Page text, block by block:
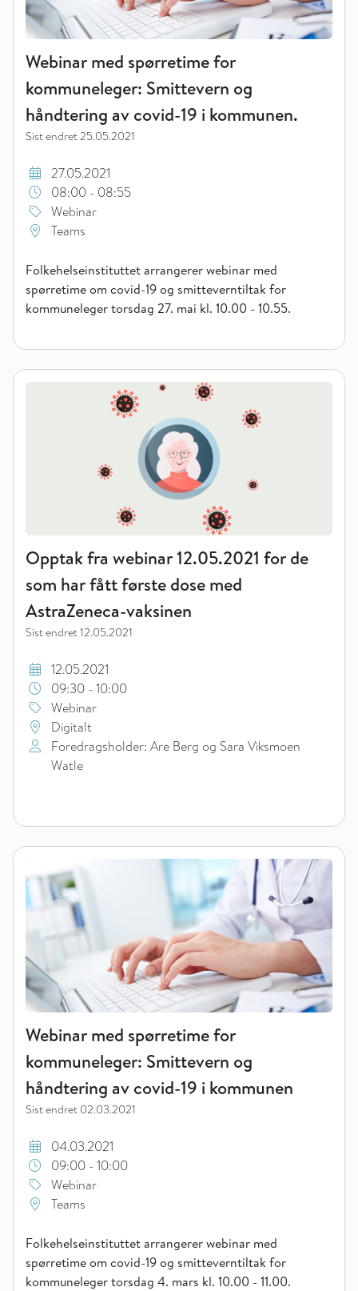
Webinar med spørretime for
kommuneleger: Smittevern og
håndtering av covid-19 i kommunen.
Sist endret25.05.2021
27.05.2021
08:00 - 08:55
Webinar
Teams
Folkehelseinstituttet arrangerer webinar med
spørretime om covid-19 og smitteverntiltak for
kommuneleger torsdag 27. mai kl. 10.00 - 10.55.
Opptak fra webinar 12.05.2021 for de som har fått første
Opptak fra webinar 12.05.2021 for de
som har fått første dose med
AstraZeneca-vaksinen
Sist endret12.05.2021
12.05.2021
09:30 - 10:00
Webinar
Digitalt
Foredragsholder: Are Berg og Sara Viksmoen
Watle
Webinar med spørretime for kommuneleger: Smittevern og
Webinar med spørretime for
kommuneleger: Smittevern og
håndtering av covid-19 i kommunen
Sist endret 02.03.2021
04.03.2021
09:00 - 10:00
Webinar
Teams
Folkehelseinstituttet arrangerer webinar med
spørretime om covid-19 og smitteverntiltak for
kommuneleger torsdag 4. mars kl. 10.00 - 11.00.